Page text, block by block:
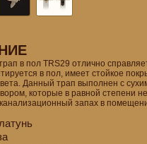
в пол TRS29 отлично
в пол, имеет стойкое
Данный трап выполнен с
которые в равной степени
запах в
латунь